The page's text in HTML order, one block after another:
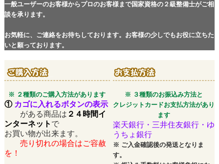
一般ユーザーのお客様からプロのお客様まで国家資格の２級整備士がご相
談を承ります。
お気軽に、ご連絡をお待ちしております。お客様の少しでもお役に立ちた
いと願っております。
※ ２種類のご購入方法があります
※ ３種類のお振込み方法と
クレジットカードお支払方法があり
ます
① カゴに入れるボタンの表示
がある商品は ２４時間イ
ンターネット で
お買い物が出来ます。
売り切れの場合はご容赦
を！
楽天銀行・三井住友銀行・ゆ
うちょ銀行
※ ご入金確認後の発送となりま
す。